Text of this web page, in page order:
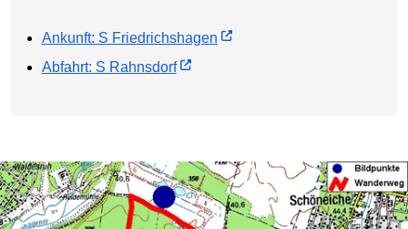
Ankunft: S Friedrichshagen
Abfahrt: S Rahnsdorf